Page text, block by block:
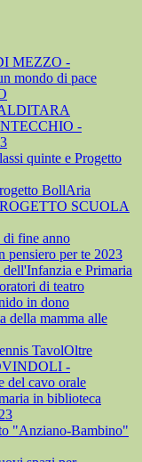
MEZZO -
mondo di pace
-
quinte e Progetto
BollAria
SCUOLA
di fine anno
per te 2023
e Primaria
di teatro
in dono
della mamma alle
TavolOltre
-
del cavo orale
in biblioteca
"Anziano-Bambino"